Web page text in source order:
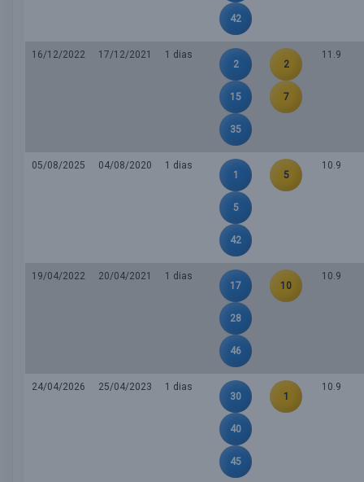
42
16/12/2022 17/12/2021
1 dias
2
15
35
2
7
11.9
05/08/2025 04/08/2020
1 dias
1
5
42
5
10.9
19/04/2022 20/04/2021
1 dias
17
28
46
10
10.9
24/04/2026 25/04/2023
1 dias
30
40
45
1
10.9